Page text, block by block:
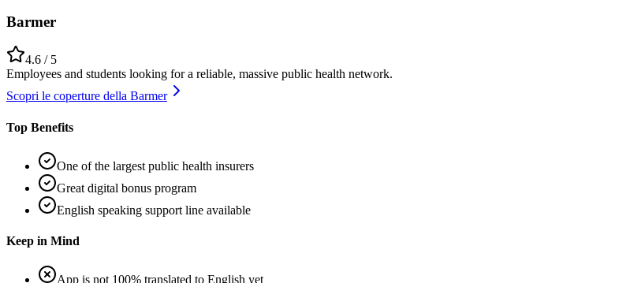
Barmer
4.6 / 5
Employees and students looking for a reliable, massive public health network.
Scopri le coperture della Barmer
Top Benefits
One of the largest public health insurers
Great digital bonus program
English speaking support line available
Keep in Mind
App is not 100% translated to English yet